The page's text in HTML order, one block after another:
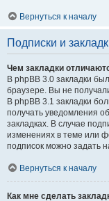
Вернуться к началу
Подписки и
Чем закладки
В phpBB 3.0 закладки
браузере. Вы не
В phpBB 3.1 закладки
получать уведомления
закладках. В случае
изменениях в теме или
подписок можно задать
Вернуться к началу
Как мне сделать